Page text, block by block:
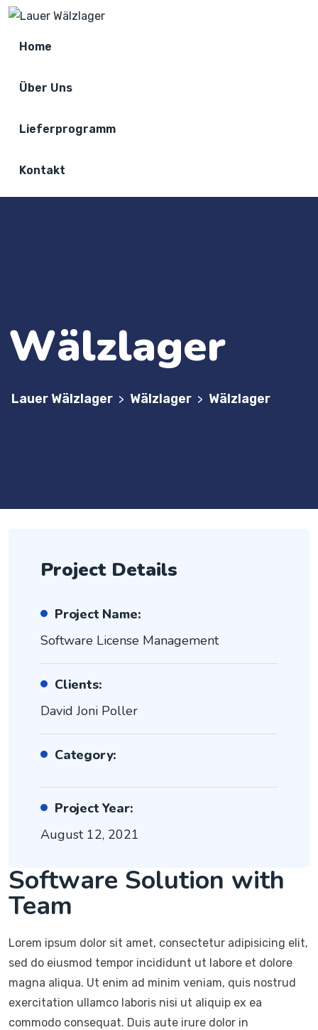
Home
Über Uns
Lieferprogramm
Kontakt
Wälzlager
Lauer Wälzlager > Wälzlager > Wälzlager
Project Details
Project Name:
Software License Management
Clients:
David Joni Poller
Category:
Project Year:
August 12, 2021
Software Solution with
Team
Lorem ipsum dolor sit amet, consectetur adipisicing elit,
sed do eiusmod tempor incididunt ut labore et dolore
magna aliqua. Ut enim ad minim veniam, quis nostrud
exercitation ullamco laboris nisi ut aliquip ex ea
commodo consequat. Duis aute irure dolor in